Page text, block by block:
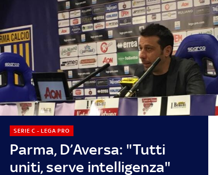
Parma, D’Aversa: "Tutti
uniti, serve intelligenza"
SERIE C - LEGA PRO